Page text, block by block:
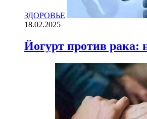
ЗДОРОВЬЕ
18.02.2025
Йогурт против рака: